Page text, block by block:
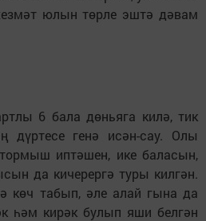
юлын төрле эштә дәвам
6 бала дөньяга килә, тик
дүртесе генә исән-сау. Олы
иптәшен, ике баласын,
да кичерергә туры килгән.
көч табып, әле алай гына да
һәм кирәк булып яши белгән